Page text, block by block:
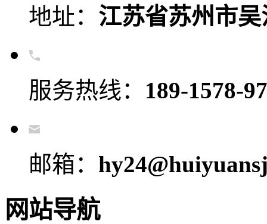
地址： 江苏省苏州市
服务热线： 189-1578-
邮箱：
网站导航